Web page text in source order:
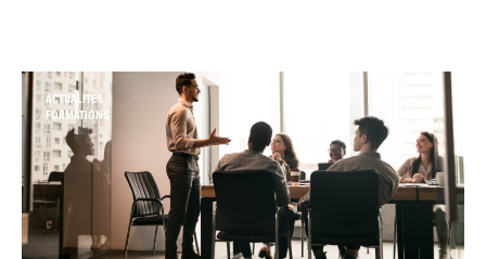
ACTUALITÉS
FORMATIONS